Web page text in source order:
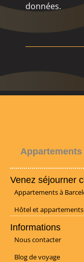
données.
Venez séjourner
Appartements à
Hôtel et
Informations
Nous contacter
Blog de voyage